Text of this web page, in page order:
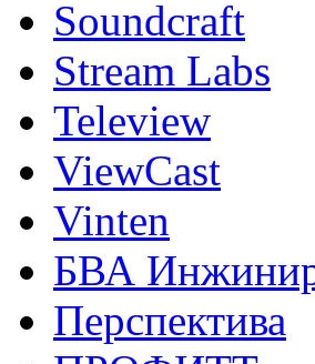
Soundcraft
Stream Labs
Teleview
ViewCast
Vinten
БВА
Перспектива